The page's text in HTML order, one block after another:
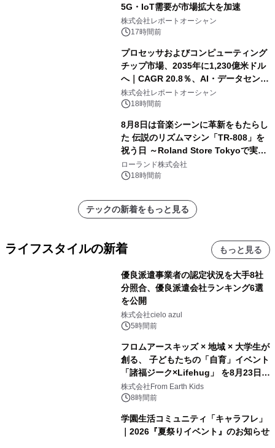
5G・IoT需要が市場拡大を加速
株式会社レポートオーシャン
17時間前
プロセッサおよびコンピューティング
チップ市場、2035年に1,230億米ドル
へ｜CAGR 20.8％、AI・データセンタ
ー需要が成長を牽引
株式会社レポートオーシャン
18時間前
8月8日は音楽シーンに革新をもたらし
た 伝説のリズムマシン「TR-808」を
祝う日 ～Roland Store Tokyoで実機
を展示しての 記念キャンペーンを開
催 英国ラジオ「NTS」の 特別プログ
アーティストを フィーチャーしたアニ
メーションを公開～
ローランド株式会社
18時間前
テックの新着をもっと見る
ライフスタイルの新着 もっと見る
優良派遣事業者の認定状況を大手8社
分照合、優良派遣会社ランキング6選
を公開
株式会社cielo azul
5時間前
フロムアースキッズ × 地域 × 大学生が
創る、 子どもたちの「自育」イベント
「諸福ジーク×Lifehug」 を8月23日
(日)開催
株式会社From Earth Kids
8時間前
学園生活コミュニティ「キャラフレ」
｜2026『夏祭りイベント』のお知らせ